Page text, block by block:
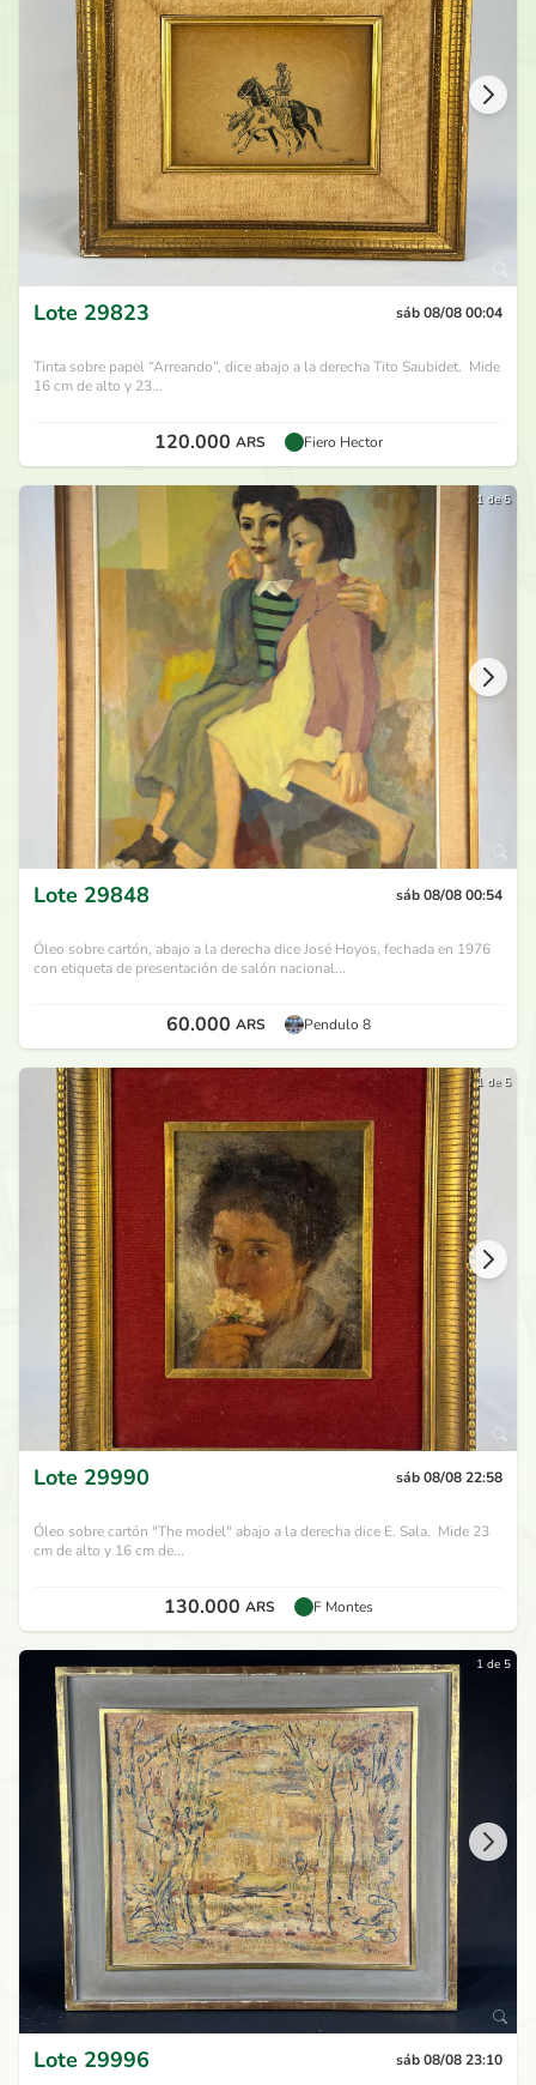
Lote 29823 sáb 08/08 00:04
Tinta sobre papel “Arreando”, dice abajo a la derecha Tito Saubidet. Mide
16 cm de alto y 23...
120.000 ARS Fiero Hector
1 de 5
Lote 29848 sáb 08/08 00:54
Óleo sobre cartón, abajo a la derecha dice José Hoyos, fechada en 1976
con etiqueta de presentación de salón nacional...
60.000 ARS Pendulo 8
1 de 5
Lote 29990 sáb 08/08 22:58
Óleo sobre cartón "The model" abajo a la derecha dice E. Sala. Mide 23
cm de alto y 16 cm de...
130.000 ARS F Montes
1 de 5
Lote 29996 sáb 08/08 23:10